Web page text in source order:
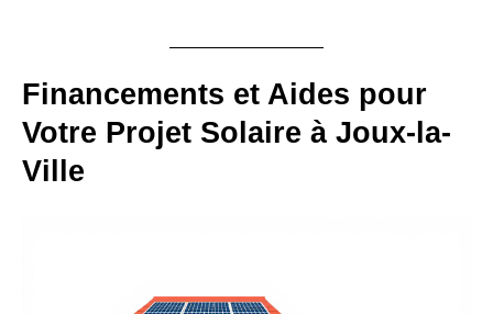
Financements et Aides pour
Votre Projet Solaire à Joux-la-
Ville